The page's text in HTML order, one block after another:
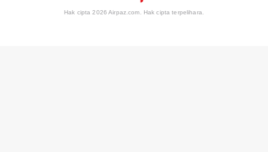
Hak cipta 2026 Airpaz.com. Hak cipta terpelihara.